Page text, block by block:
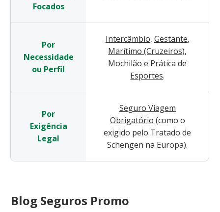
Focados
Por
Necessidade
ou Perfil
Intercâmbio, Gestante,
Marítimo (Cruzeiros),
Mochilão e Prática de
Esportes.
Por
Exigência
Legal
Seguro Viagem
Obrigatório (como o
exigido pelo Tratado de
Schengen na Europa).
Blog Seguros Promo